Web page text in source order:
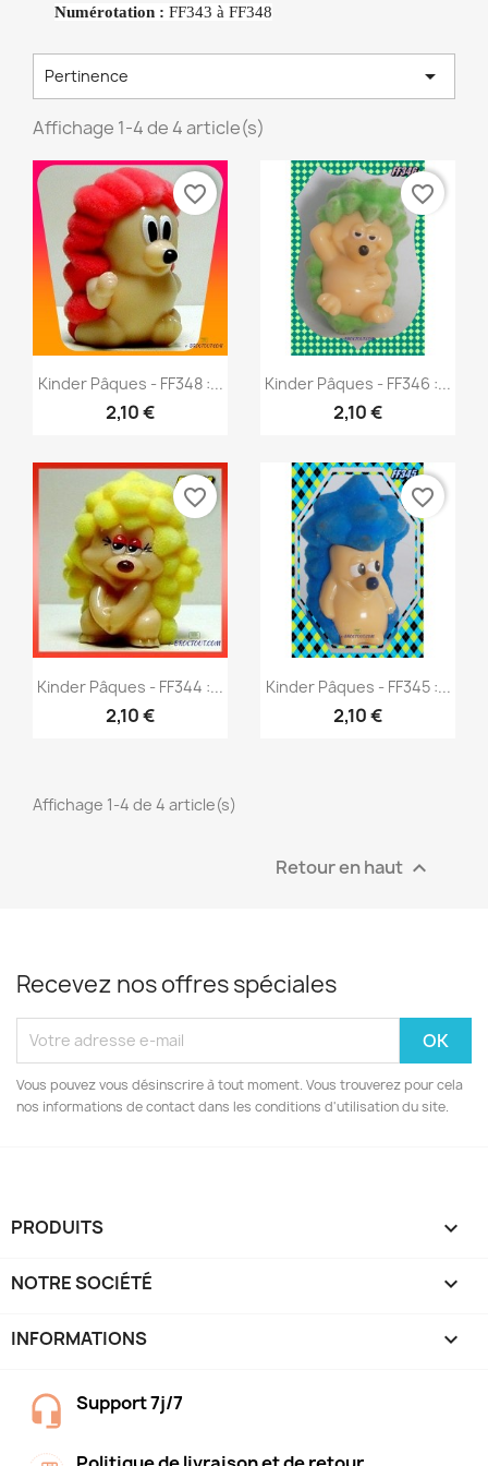
Numérotation : FF343 à FF348
Pertinence 
Affichage 1-4 de 4 article(s)
Aperçu rapide
Kinder Pâques - FF348 :...
2,10 €
favorite_border
Aperçu rapide
Kinder Pâques - FF346 :...
2,10 €
favorite_border
Aperçu rapide
Kinder Pâques - FF344 :...
2,10 €
favorite_border
Aperçu rapide
Kinder Pâques - FF345 :...
2,10 €
favorite_border
Affichage 1-4 de 4 article(s)
Retour en haut 
Recevez nos offres spéciales
Vous pouvez vous désinscrire à tout moment. Vous trouverez pour cela
nos informations de contact dans les conditions d'utilisation du site.
PRODUITS 
NOTRE SOCIÉTÉ 
INFORMATIONS keyboard_arrow_down
Support 7j/7